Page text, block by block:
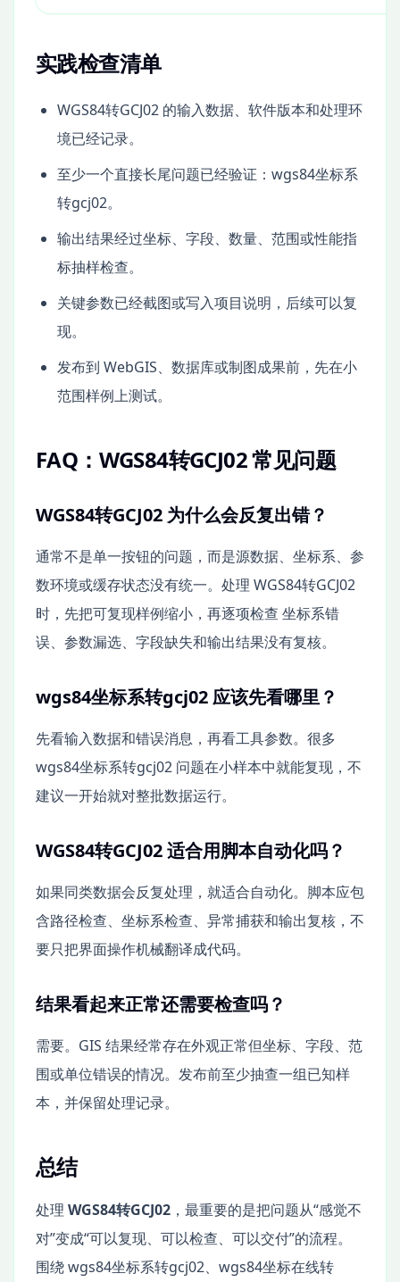
实践检查清单
WGS84转GCJ02 的输入数据、软件版本和处理环
境已经记录。
至少一个直接长尾问题已经验证：wgs84坐标系
转gcj02。
输出结果经过坐标、字段、数量、范围或性能指
标抽样检查。
关键参数已经截图或写入项目说明，后续可以复
现。
发布到 WebGIS、数据库或制图成果前，先在小
范围样例上测试。
FAQ：WGS84转GCJ02 常见问题
WGS84转GCJ02 为什么会反复出错？
通常不是单一按钮的问题，而是源数据、坐标系、参
数环境或缓存状态没有统一。处理 WGS84转GCJ02
时，先把可复现样例缩小，再逐项检查 坐标系错
误、参数漏选、字段缺失和输出结果没有复核。
wgs84坐标系转gcj02 应该先看哪里？
先看输入数据和错误消息，再看工具参数。很多
wgs84坐标系转gcj02 问题在小样本中就能复现，不
建议一开始就对整批数据运行。
WGS84转GCJ02 适合用脚本自动化吗？
如果同类数据会反复处理，就适合自动化。脚本应包
含路径检查、坐标系检查、异常捕获和输出复核，不
要只把界面操作机械翻译成代码。
结果看起来正常还需要检查吗？
需要。GIS 结果经常存在外观正常但坐标、字段、范
围或单位错误的情况。发布前至少抽查一组已知样
本，并保留处理记录。
总结
处理 WGS84转GCJ02 ，最重要的是把问题从“感觉不
对”变成“可以复现、可以检查、可以交付”的流程。
围绕 wgs84坐标系转gcj02、wgs84坐标在线转